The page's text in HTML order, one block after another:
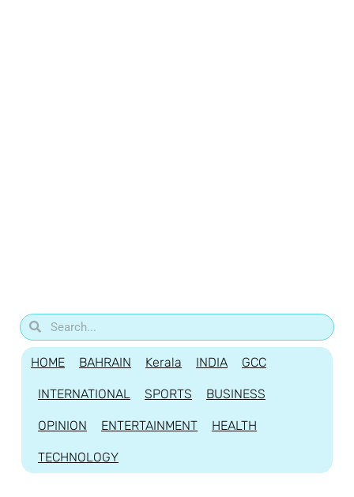
HOME BAHRAIN Kerala INDIA GCC
INTERNATIONAL SPORTS BUSINESS
OPINION ENTERTAINMENT HEALTH
TECHNOLOGY